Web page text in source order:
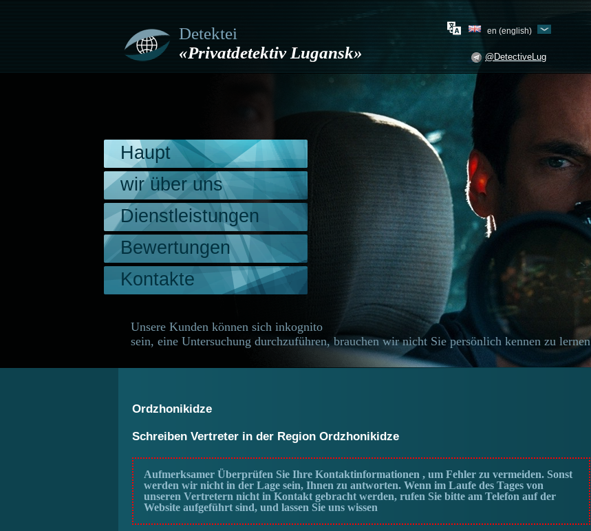
en (english)
@DetectiveLug
Detektei
«Privatdetektiv Lugansk»
Haupt
wir über uns
Dienstleistungen
Bewertungen
Kontakte
Unsere Kunden können sich inkognito
sein, eine Untersuchung durchzuführen, brauchen wir nicht Sie persönlich kennen zu lernen
Ordzhonikidze
Schreiben Vertreter in der Region Ordzhonikidze
Aufmerksamer Überprüfen Sie Ihre Kontaktinformationen , um Fehler zu vermeiden. Sonst
werden wir nicht in der Lage sein, Ihnen zu antworten. Wenn im Laufe des Tages von
unseren Vertretern nicht in Kontakt gebracht werden, rufen Sie bitte am Telefon auf der
Website aufgeführt sind, und lassen Sie uns wissen